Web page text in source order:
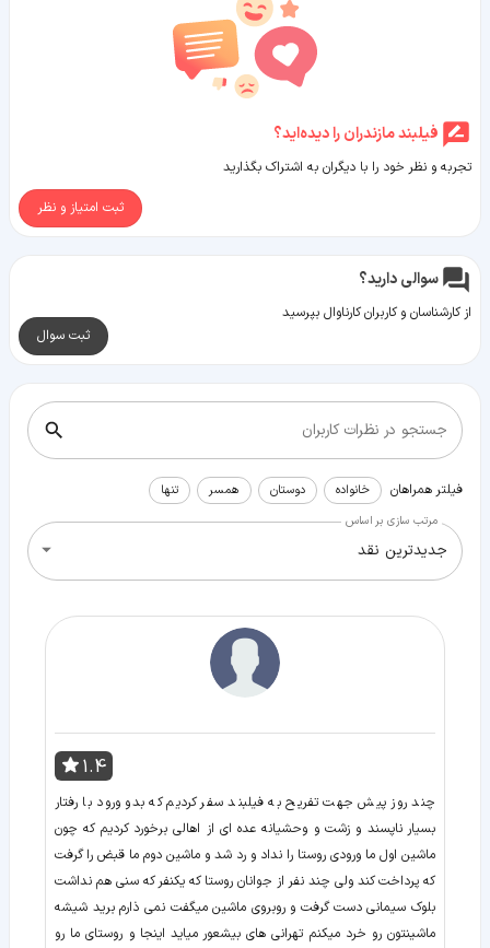
فیلبند مازندران را دیده‌اید؟
تجربه و نظر خود را با دیگران به اشتراک بگذارید
ثبت امتیاز و نظر
سوالی دارید؟
از کارشناسان و کاربران کارناوال بپرسید
ثبت سوال
جستجو در نظرات کاربران
فیلتر همراهان خانواده دوستان همسر تنها
مرتب سازی بر اساس
جدیدترین نقد
1.4
چند روز پیش جهت تفریح به فیلبند سفر کردیم که بدو ورود با رفتار
بسیار ناپسند و زشت و وحشیانه عده ای از اهالی برخورد کردیم که چون
ماشین اول ما ورودی روستا را نداد و رد شد و ماشین دوم ما قبض را گرفت
که پرداخت کند ولی چند نفر از جوانان روستا که یکنفر که سنی هم نداشت
بلوک سیمانی دست گرفت و روبروی ماشین میگفت نمی ذارم برید شیشه
ماشینتون رو خرد میکنم تهرانی های بیشعور میاید اینجا و روستای ما رو